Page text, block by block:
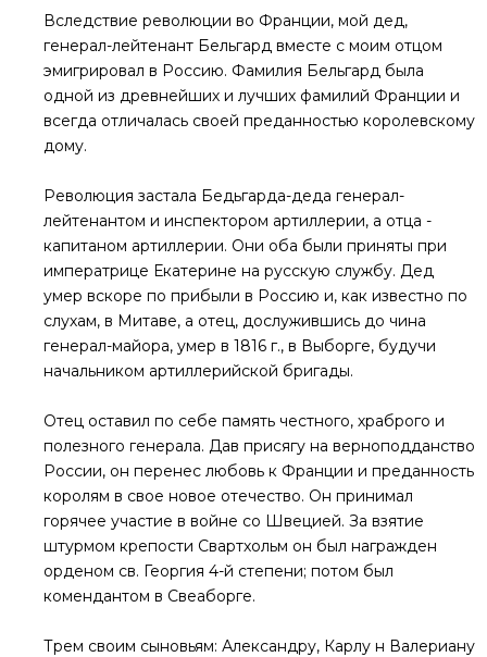
Вследствие революции во Франции, мой дед,
генерал-лейтенант Бельгард вместе с моим отцом
эмигрировал в Россию. Фамилия Бельгард была
одной из древнейших и лучших фамилий Франции и
всегда отличалась своей преданностью королевскому
дому.
Революция застала Бедьгарда-деда генерал-
лейтенантом и инспектором артиллерии, а отца -
капитаном артиллерии. Они оба были приняты при
императрице Екатерине на русскую службу. Дед
умер вскоре по прибыли в Россию и, как известно по
слухам, в Митаве, а отец, дослужившись до чина
генерал-майора, умер в 1816 г., в Выборге, будучи
начальником артиллерийской бригады.
Отец оставил по себе память честного, храброго и
полезного генерала. Дав присягу на верноподданство
России, он перенес любовь к Франции и преданность
королям в свое новое отечество. Он принимал
горячее участие в войне со Швецией. За взятие
штурмом крепости Свартхольм он был награжден
орденом св. Георгия 4-й степени; потом был
комендантом в Свеаборге.
Трем своим сыновьям: Александру, Карлу н Валериану